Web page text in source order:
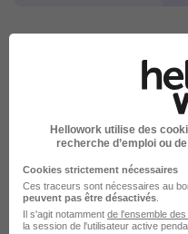
Hellowork utilise des
recherche d’emploi ou
Cookies strictement nécessaires
Ces traceurs sont nécessaires au
peuvent pas être désactivés
Il s'agit notamment de l'ensemble
la session de l'utilisateur active